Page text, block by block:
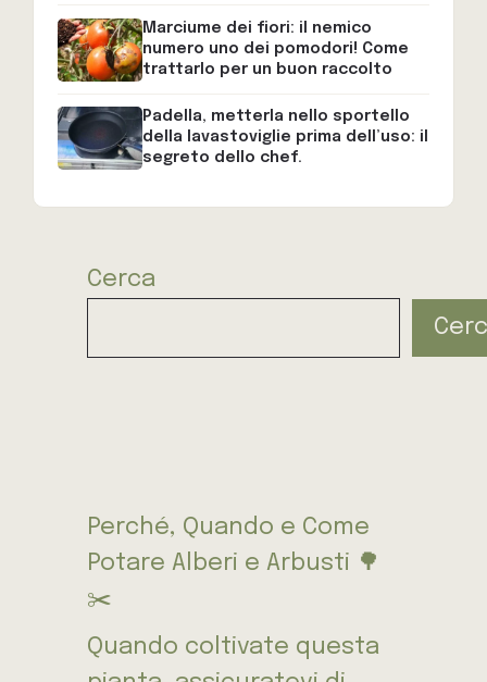
Marciume dei fiori: il nemico
numero uno dei pomodori! Come
trattarlo per un buon raccolto
Padella, metterla nello sportello
della lavastoviglie prima dell’uso: il
segreto dello chef.
Cerca
Perché, Quando e Come
Potare Alberi e Arbusti 🌳
✂️
Quando coltivate questa